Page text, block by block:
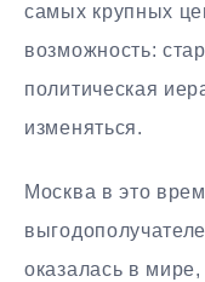
самых крупных
возможность:
политическая
изменяться.
Москва в это
оказалась в